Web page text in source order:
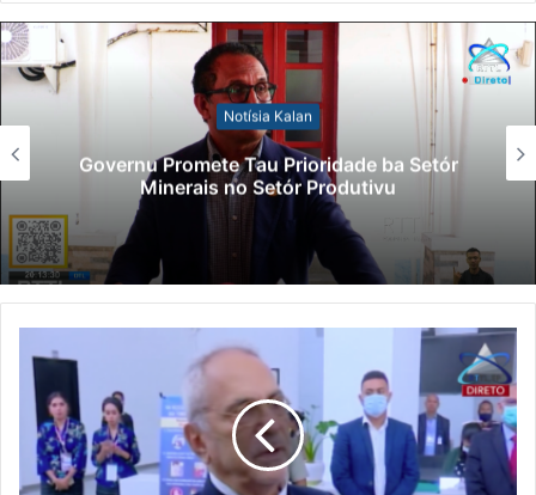
Notísia Kalan
Governu Promete Tau Prioridade ba Setór
Minerais no Setór Produtivu